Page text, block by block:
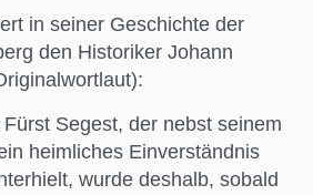
in seiner Geschichte der
den Historiker Johann
Segest, der nebst seinem
heimliches Einverständnis
wurde deshalb, sobald